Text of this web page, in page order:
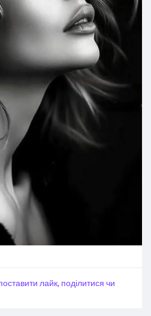
лайк, поділитися чи